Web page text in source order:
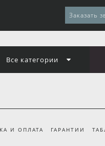
Заказать
Все категории
И ОПЛАТА ГАРАНТИИ